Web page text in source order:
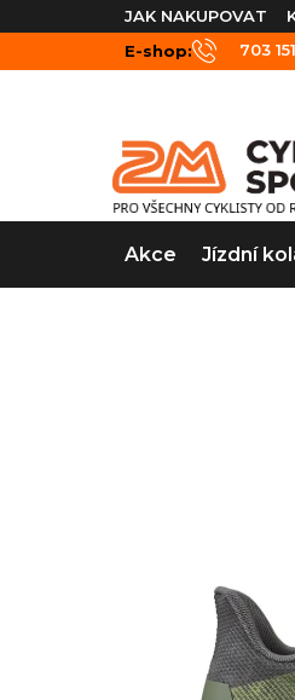
na
obsah
JAK NAKUPOVAT
E-shop:
703
Akce Jízdní